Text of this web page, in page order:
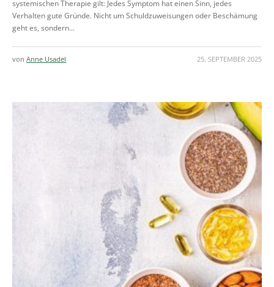
systemischen Therapie gilt: Jedes Symptom hat einen Sinn, jedes
Verhalten gute Gründe. Nicht um Schuldzuweisungen oder Beschämung
geht es, sondern...
25. SEPTEMBER 2025
von Anne Usadel